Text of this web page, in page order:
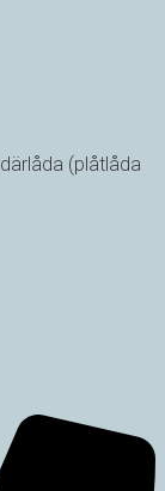
(plåtlåda